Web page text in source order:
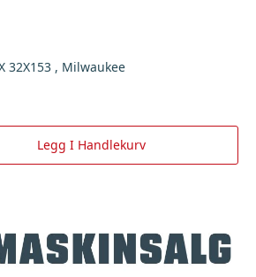
32X153 , Milwaukee
Legg I Handlekurv